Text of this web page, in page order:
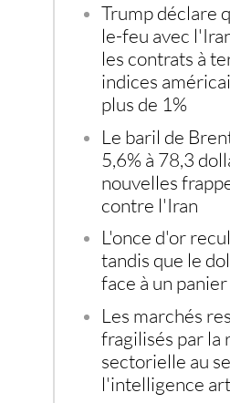
Trump déclare
le-feu avec
les contrats à
indices
plus de 1%
Le baril de
5,6% à 78,3
nouvelles
contre l'Iran
L'once d'or
tandis que le
face à un
Les marchés
fragilisés par la
sectorielle au
l'intelligence